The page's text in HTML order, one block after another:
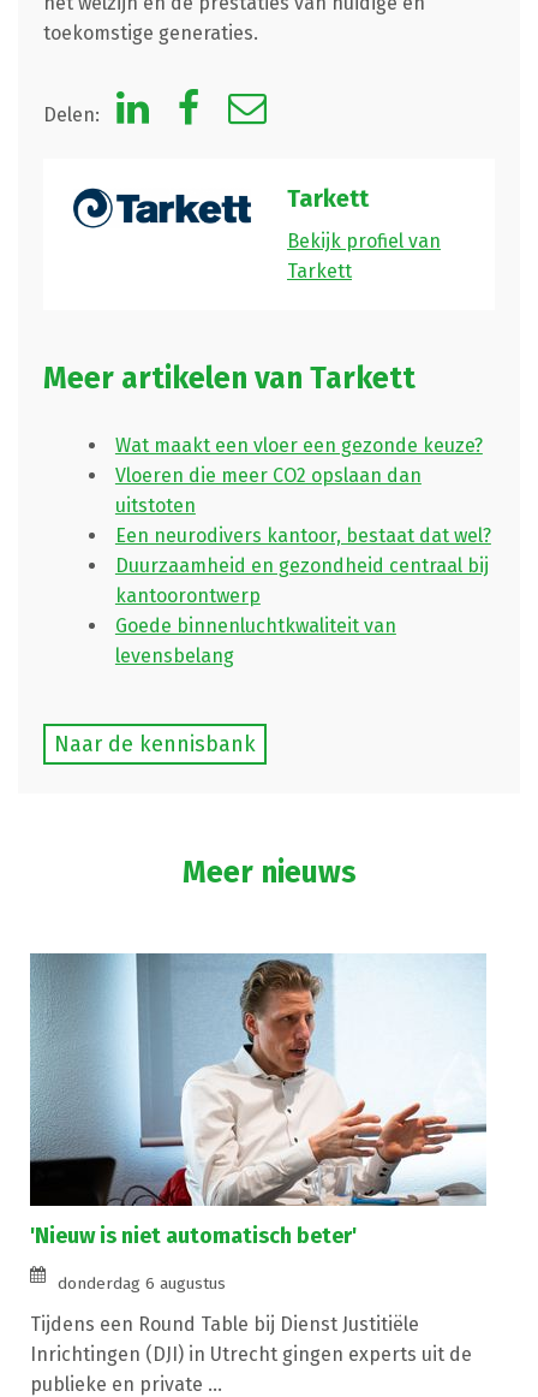
toekomstige generaties.
Delen:
Tarkett
Bekijk profiel van
Tarkett
Meer artikelen van Tarkett
Wat maakt een vloer een gezonde keuze?
Vloeren die meer CO2 opslaan dan
uitstoten
Een neurodivers kantoor, bestaat dat wel?
Duurzaamheid en gezondheid centraal bij
kantoorontwerp
Goede binnenluchtkwaliteit van
levensbelang
Naar de kennisbank
Meer nieuws
'Nieuw is niet automatisch beter'
donderdag 6 augustus
Tijdens een Round Table bij Dienst Justitiële
Inrichtingen (DJI) in Utrecht gingen experts uit de
publieke en private ...